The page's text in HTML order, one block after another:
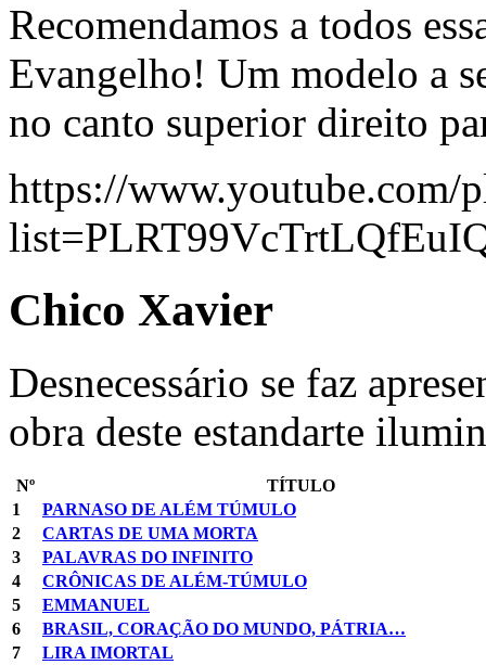
Recomendamos a todos
Evangelho! Um modelo a
no canto superior direito
https://www.youtube.com/
Chico Xavier
Desnecessário se faz
obra deste estandarte
Nº
TÍTULO
1
PARNASO DE ALÉM TÚMULO
2
CARTAS DE UMA MORTA
3
PALAVRAS DO INFINITO
4
CRÔNICAS DE ALÉM-TÚMULO
5
EMMANUEL
6
BRASIL, CORAÇÃO DO MUNDO, PÁTRIA…
7
LIRA IMORTAL